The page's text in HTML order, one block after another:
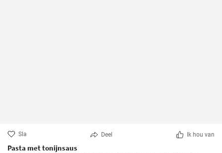
Sla Deel Ik hou van
Pasta met tonijnsaus